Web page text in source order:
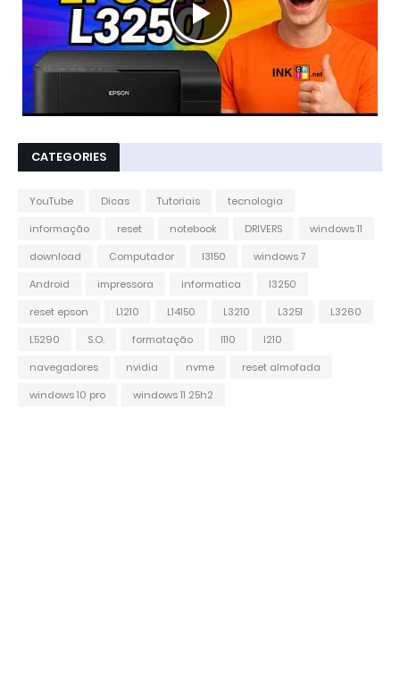
CATEGORIES
YouTube Dicas Tutoriais
tecnologia
informação
reset notebook DRIVERS
windows 11
download
Computador l3150
windows 7
Android
impressora informatica
l3250
reset epson
L1210 L14150 L3210 L3251
L3260
L5290
S.O. formatação l110
l210
navegadores
nvidia nvme
reset almofada
windows 10 pro
windows 11 25h2